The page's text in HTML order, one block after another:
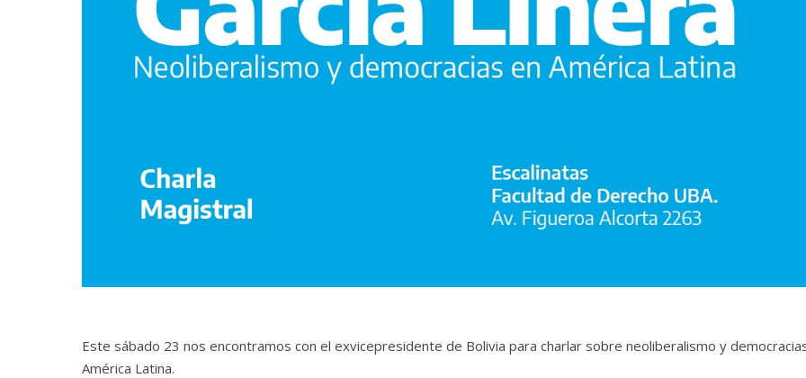
Este sábado 23 nos encontramos con el exvicepresidente de Bolivia para charlar sobre neoliberalismo y
América Latina.